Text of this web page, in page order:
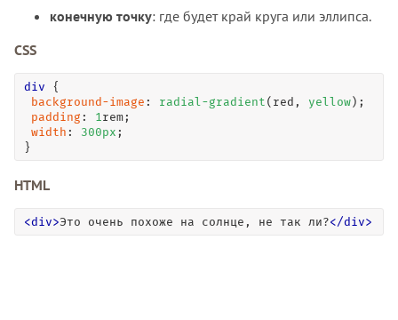
конечную точку: где будет край круга или эллипса.
CSS
div {
background-image : radial-gradient (red, yellow);
padding : 1rem;
width : 300px ;
}
HTML
<div>Это очень похоже на солнце, не так ли?</div>